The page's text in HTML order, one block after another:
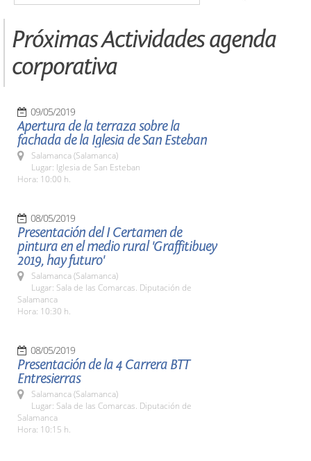
Próximas Actividades agenda
corporativa
09/05/2019
Apertura de la terraza sobre la
fachada de la Iglesia de San Esteban
Salamanca (Salamanca)
Lugar: Iglesia de San Esteban
Hora: 10:00 h.
08/05/2019
Presentación del I Certamen de
pintura en el medio rural 'Graffitibuey
2019, hay futuro'
Salamanca (Salamanca)
Lugar: Sala de las Comarcas. Diputación de
Salamanca
Hora: 10:30 h.
08/05/2019
Presentación de la 4 Carrera BTT
Entresierras
Salamanca (Salamanca)
Lugar: Sala de las Comarcas. Diputación de
Salamanca
Hora: 10:15 h.